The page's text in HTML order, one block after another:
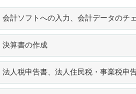
会計ソフトへの入力、会計データのチ
決算書の作成
法人税申告書、法人住民税・事業税申